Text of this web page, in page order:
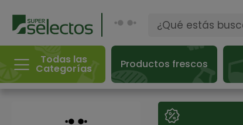
Todas las
Categorías Productos frescos